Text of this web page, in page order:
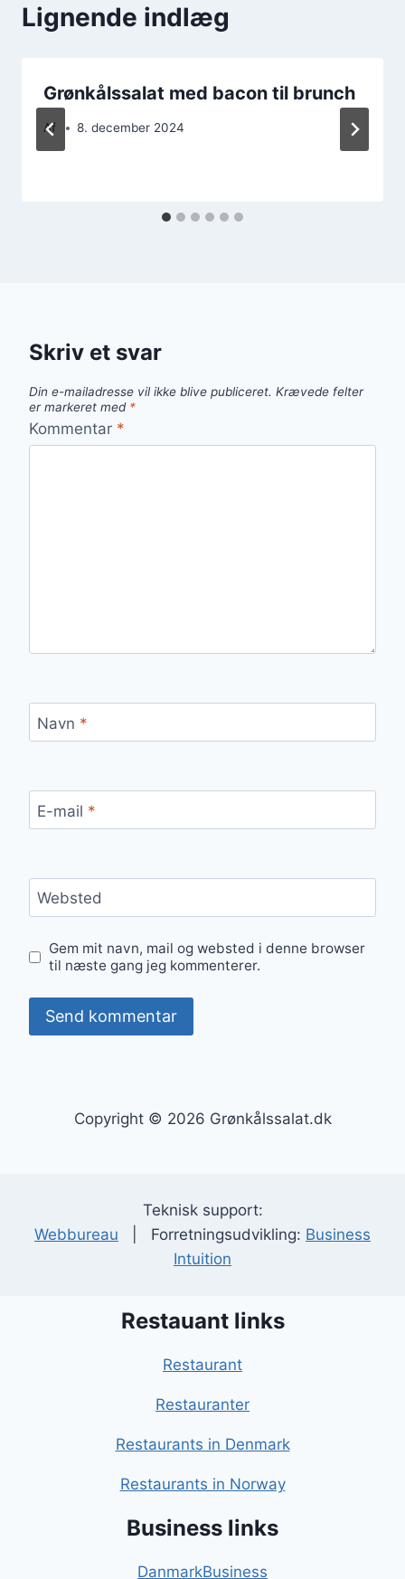
Lignende indlæg
Grønkålssalat med bacon til brunch
Af 8. december 2024
Skriv et svar
Din e-mailadresse vil ikke blive publiceret. Krævede felter
er markeret med *
Kommentar *
Navn *
E-mail *
Websted
Gem mit navn, mail og websted i denne browser
til næste gang jeg kommenterer.
Copyright © 2026 Grønkålssalat.dk
Teknisk support:
Webbureau | Forretningsudvikling: Business
Intuition
Restauant links
Restaurant
Restauranter
Restaurants in Denmark
Restaurants in Norway
Business links
DanmarkBusiness